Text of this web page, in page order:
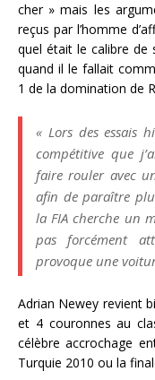
cher » mais les
reçus par l’homme
quel était le calibre de
quand il le fallait
1 de la domination de
« Lors des essais
compétitive que
faire rouler avec
afin de paraître
la FIA cherche un
pas forcément
provoque une
Adrian Newey revient
et 4 couronnes au
célèbre accrochage
Turquie 2010 ou la